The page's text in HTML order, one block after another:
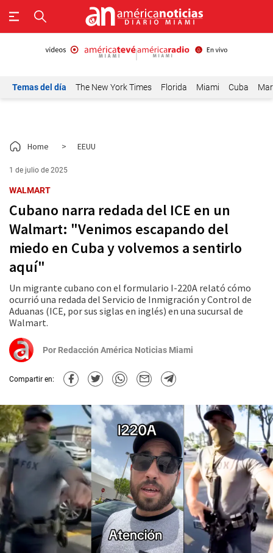
Temas del día The New York Times Florida Miami Cuba
Home > EEUU
1 de julio de 2025
WALMART
Cubano narra redada del ICE en un
Walmart: "Venimos escapando del
miedo en Cuba y volvemos a sentirlo
aquí"
Un migrante cubano con el formulario I-220A relató cómo
ocurrió una redada del Servicio de Inmigración y Control de
Aduanas (ICE, por sus siglas en inglés) en una sucursal de
Walmart.
Por Redacción América Noticias Miami
Compartir en: